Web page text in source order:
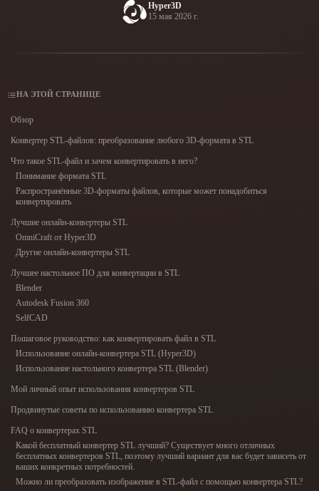
AI-улучшение изображений Поисковик 3D-моделей
VR/AR
Character
Design
Metaverse
Mechanical
Плагины
Blender Unity
Godot
ComfyUI
Abstract Anime Cartoon
Fantasy Flat Gothic Hand-Painted
Industrial Isometric Low Poly Medieval
Hyper3D
15 мая 2026 г.
НА ЭТОЙ СТРАНИЦЕ
Обзор
Конвертер STL-файлов: преобразование любого 3D-формата в STL
Что такое STL-файл и зачем конвертировать в него?
Понимание формата STL
Распространённые 3D-форматы файлов, которые может понадобиться
конвертировать
Лучшие онлайн-конвертеры STL
OmniCraft от Hyper3D
Другие онлайн-конвертеры STL
Лучшее настольное ПО для конвертации в STL
Blender
Autodesk Fusion 360
SelfCAD
Пошаговое руководство: как конвертировать файл в STL
Использование онлайн-конвертера STL (Hyper3D)
Использование настольного конвертера STL (Blender)
Мой личный опыт использования конвертеров STL
Продвинутые советы по использованию конвертера STL
FAQ о конвертерах STL
Какой бесплатный конвертер STL лучший? Существует много отличных
бесплатных конвертеров STL, поэтому лучший вариант для вас будет зависеть от
ваших конкретных потребностей.
Можно ли преобразовать изображение в STL-файл с помощью конвертера STL?